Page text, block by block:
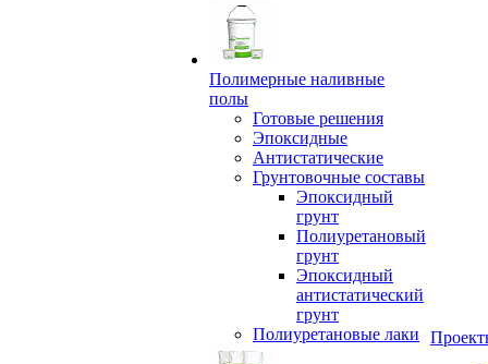
Полимерные наливные
полы
Готовые решения
Эпоксидные
Антистатические
Грунтовочные составы
Эпоксидный
грунт
Полиуретановый
грунт
Эпоксидный
антистатический
грунт
Полиуретановые лаки